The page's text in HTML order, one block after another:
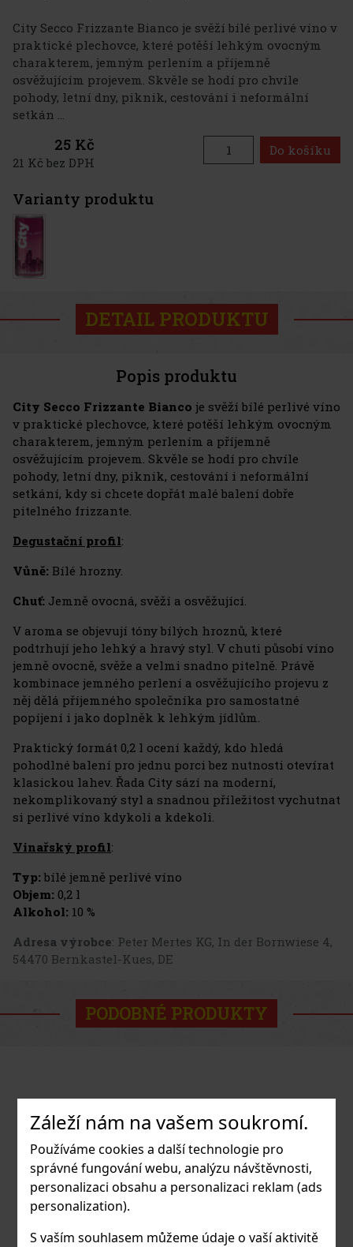
Záleží nám na vašem soukromí.
Používáme cookies a další technologie pro
správné fungování webu, analýzu návštěvnosti,
personalizaci obsahu a personalizaci reklam (ads
personalization).
S vaším souhlasem můžeme údaje o vaší aktivitě
City Secco Frizzante Bianco je svěží bílé perlivé víno v
praktické plechovce, které potěší lehkým ovocným
charakterem, jemným perlením a příjemně
osvěžujícím projevem. Skvěle se hodí pro chvíle
pohody, letní dny, piknik, cestování i neformální
setkán ...
25 Kč
21 Kč bez DPH
Do košíku
Varianty produktu
DETAIL PRODUKTU
Popis produktu
City Secco Frizzante Bianco je svěží bílé perlivé víno
v praktické plechovce, které potěší lehkým ovocným
charakterem, jemným perlením a příjemně
osvěžujícím projevem. Skvěle se hodí pro chvíle
pohody, letní dny, piknik, cestování i neformální
setkání, kdy si chcete dopřát malé balení dobře
pitelného frizzante.
Degustační profil:
Vůně: Bílé hrozny.
Chuť: Jemně ovocná, svěží a osvěžující.
V aroma se objevují tóny bílých hroznů, které
podtrhují jeho lehký a hravý styl. V chuti působí víno
jemně ovocně, svěže a velmi snadno pitelně. Právě
kombinace jemného perlení a osvěžujícího projevu z
něj dělá příjemného společníka pro samostatné
popíjení i jako doplněk k lehkým jídlům.
Praktický formát 0,2 l ocení každý, kdo hledá
pohodlné balení pro jednu porci bez nutnosti otevírat
klasickou lahev. Řada City sází na moderní,
nekomplikovaný styl a snadnou příležitost vychutnat
si perlivé víno kdykoli a kdekoli.
Vinařský profil:
Typ: bílé jemně perlivé víno
Objem: 0,2 l
Alkohol: 10 %
Adresa výrobce: Peter Mertes KG, In der Bornwiese 4,
54470 Bernkastel-Kues, DE
PODOBNÉ PRODUKTY